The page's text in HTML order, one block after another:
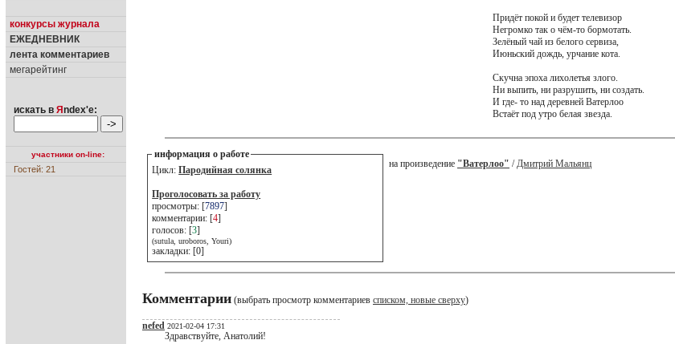
конкурсы журнала
ЕЖЕДНЕВНИК
лента комментариев
мегарейтинг
искать в Я ndex'е:
участники on-line:
Гостей: 21
Придёт покой и будет телевизор
Негромко так о чём-то бормотать.
Зелёный чай из белого сервиза,
Июньский дождь, урчание кота.
Скучна эпоха лихолетья злого.
Ни выпить, ни разрушить, ни создать.
И где- то над деревней Ватерлоо
Встаёт под утро белая звезда.
информация о работе
Цикл:Пародийная солянка
Проголосовать за работу
просмотры: [7897]
комментарии: [4]
голосов: [3]
(sutula, uroboros, Youri)
закладки: [0]
на произведение "Ватерлоо" /Дмитрий Мальянц
Комментарии (выбрать просмотр комментариев списком, новые сверху)
nefed 2021-02-04 17:31
Здравствуйте, Анатолий!